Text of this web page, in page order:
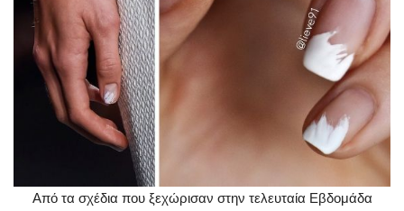
Από τα σχέδια που ξεχώρισαν στην τελευταία Εβδομάδα